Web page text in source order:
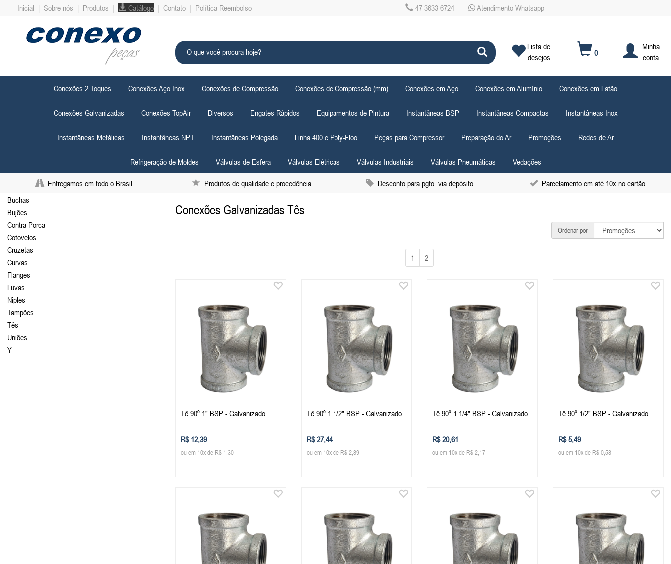
Inicial | Sobre nós | Produtos | Catálogo | Contato | Política Reembolso 47 3633 6724 Atendimento Whatsapp
Lista de
desejos
0
Minha
conta
Conexões 2 Toques Conexões Aço Inox Conexões de Compressão Conexões de Compressão (mm) Conexões em Aço Conexões em Alumínio Conexões em Latão
Conexões Galvanizadas Conexões TopAir Diversos Engates Rápidos Equipamentos de Pintura Instantâneas BSP Instantâneas Compactas Instantâneas Inox
Instantâneas Metálicas Instantâneas NPT Instantâneas Polegada Linha 400 e Poly-Floo Peças para Compressor Preparação do Ar Promoções Redes de Ar
Refrigeração de Moldes Válvulas de Esfera Válvulas Elétricas Válvulas Industriais Válvulas Pneumáticas Vedações
Entregamos em todo o Brasil Produtos de qualidade e procedência Desconto para pgto. via depósito
Parcelamento em até 10x no cartão
Buchas
Bujões
Contra Porca
Cotovelos
Cruzetas
Curvas
Flanges
Luvas
Niples
Tampões
Tês
Uniões
Y
Conexões Galvanizadas Tês
Ordenar por
1 2
Tê 90º 1" BSP - Galvanizado
R$ 12,39
ou em 10x de R$ 1,30
Tê 90º 1.1/2" BSP - Galvanizado
R$ 27,44
ou em 10x de R$ 2,89
Tê 90º 1.1/4" BSP - Galvanizado
R$ 20,61
ou em 10x de R$ 2,17
Tê 90º 1/2" BSP - Galvanizado
R$ 5,49
ou em 10x de R$ 0,58